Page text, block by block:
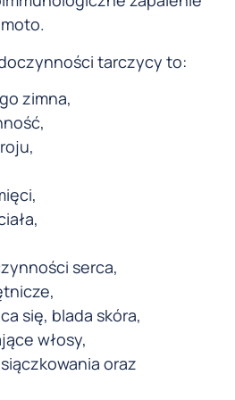
tarczycy to:
zimna,
serca,
się, blada skóra,
włosy,
oraz